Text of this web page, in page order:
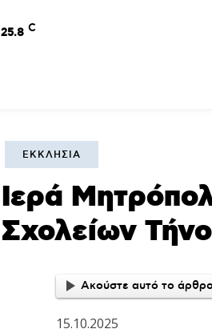
25.8 C
ΕΚΚΛΗΣΊΑ
Ιερά
Σχολείων
Ακούστε αυτό το
15.10.2025